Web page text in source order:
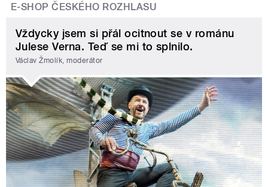
E-SHOP ČESKÉHO ROZHLASU
Vždycky jsem si přál ocitnout se v románu
Julese Verna. Teď se mi to splnilo.
Václav Žmolík, moderátor